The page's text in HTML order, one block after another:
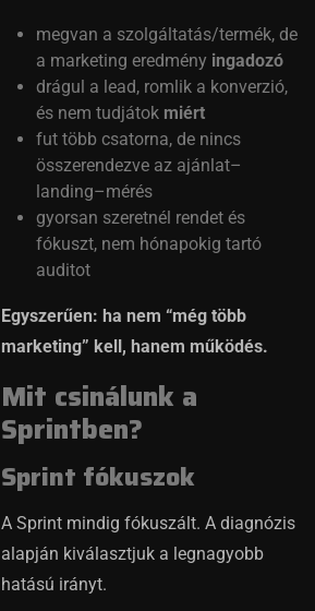
megvan a szolgáltatás/termék, de
a marketing eredmény ingadozó
drágul a lead, romlik a konverzió,
és nem tudjátok miért
fut több csatorna, de nincs
összerendezve az ajánlat–
landing–mérés
gyorsan szeretnél rendet és
fókuszt, nem hónapokig tartó
auditot
Egyszerűen: ha nem “még több
marketing” kell, hanem működés.
Mit csinálunk a
Sprintben?
Sprint fókuszok
A Sprint mindig fókuszált. A diagnózis
alapján kiválasztjuk a legnagyobb
hatású irányt.